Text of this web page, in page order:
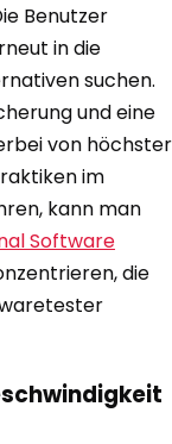
Benutzer
in die
suchen.
und eine
von höchster
im
kann man
Software
die